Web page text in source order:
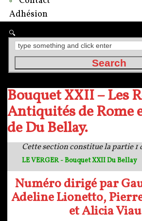
Adhésion
Bouquet XXII – Les
Antiquités de Rome
de Du Bellay.
Cette section constitue la partie 1
LE VERGER - Bouquet XXII Du Bellay
Numéro dirigé par
Adeline Lionetto,
et Alicia